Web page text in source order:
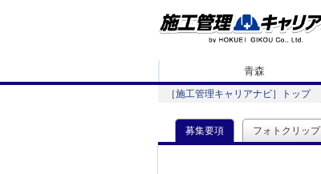
青森
［施工管理キャリアナビ］トップ
募集要項 フォトクリップ